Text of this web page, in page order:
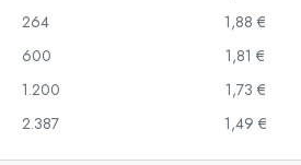
264
1,88 €
600
1,81 €
1.200
1,73 €
2.387
1,49 €